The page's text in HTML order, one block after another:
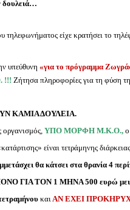
δουλειά…
τηλεφωνήματος είχε κρατήσει το
υπεύθυνη «για το πρόγραμμα
!!! Ζήτησα πληροφορίες για τη φύση
ΚΑΜΙΑ ΔΟΥΛΕΙΑ.
οργανισμός, ΥΠΟ ΜΟΡΦΗ Μ.Κ.Ο.,
είναι τετράμηνης
θα κάτσει στα θρανία 4
ΓΙΑ ΤΟΝ 1 ΜΗΝΑ 500 ευρώ
και ΑΝ ΕΧΕΙ